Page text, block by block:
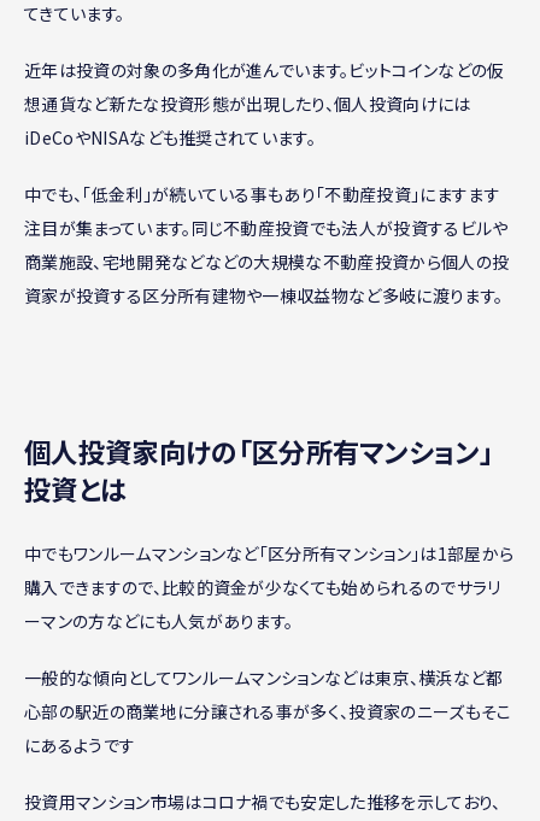
てきています。
近年は投資の対象の多角化が進んでいます。ビットコインなどの仮
想通貨など新たな投資形態が出現したり、個人投資向けには
iDeCoやNISAなども推奨されています。
中でも、「低金利」が続いている事もあり「不動産投資」にますます
注目が集まっています。同じ不動産投資でも法人が投資するビルや
商業施設、宅地開発などなどの大規模な不動産投資から個人の投
資家が投資する区分所有建物や一棟収益物など多岐に渡ります。
個人投資家向けの「区分所有マンション」
投資とは
中でもワンルームマンションなど「区分所有マンション」は1部屋から
購入できますので、比較的資金が少なくても始められるのでサラリ
ーマンの方などにも人気があります。
一般的な傾向としてワンルームマンションなどは東京、横浜など都
心部の駅近の商業地に分譲される事が多く、投資家のニーズもそこ
にあるようです
投資用マンション市場はコロナ禍でも安定した推移を示しており、